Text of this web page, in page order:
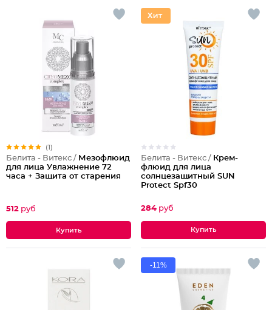
(1)
Белита - Витекс / Мезофлюид
для лица Увлажнение 72
часа + Защита от старения
512 руб
Белита - Витекс / Крем-
флюид для лица
солнцезащитный SUN
Protect Spf30
284 руб
-11%